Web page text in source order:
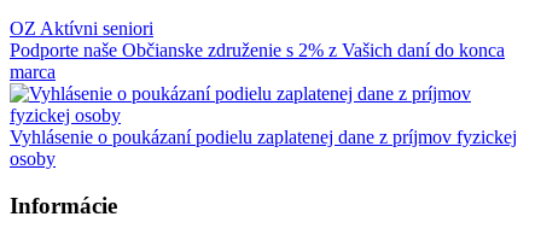
OZ Aktívni seniori
Podporte naše Občianske združenie s 2% z Vašich daní do konca
marca
Vyhlásenie o poukázaní podielu zaplatenej dane z príjmov fyzickej
osoby
Informácie